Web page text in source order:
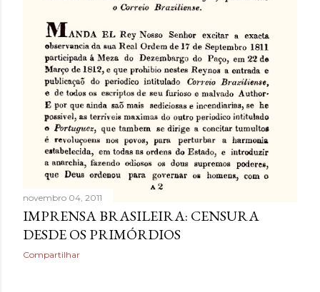
novembro 04, 2011
IMPRENSA BRASILEIRA: CENSURA
DESDE OS PRIMÓRDIOS
Compartilhar